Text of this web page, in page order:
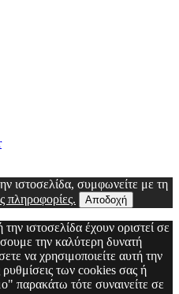
ιστοσελίδα, συμφωνείτε με τη
πληροφορίες. Αποδοχή
ιστοσελίδα έχουν οριστεί σε
την καλύτερη δυνατή
να χρησιμοποιείτε αυτή την
ρυθμίσεις των cookies σας ή
παρακάτω τότε συναινείτε σε